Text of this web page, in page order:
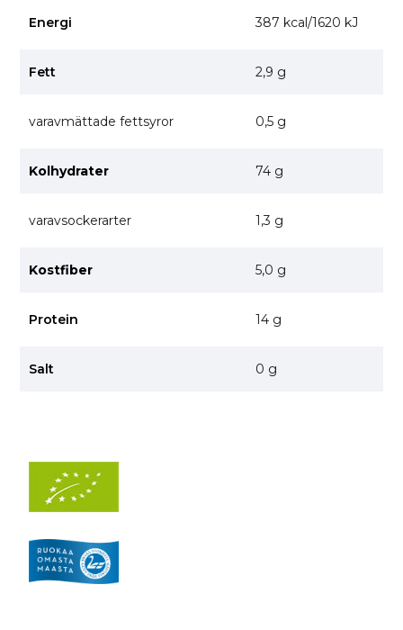
Energi 387 kcal/1620 kJ
Fett 2,9 g
varavmättade fettsyror 0,5 g
Kolhydrater 74 g
varavsockerarter 1,3 g
Kostfiber 5,0 g
Protein 14 g
Salt 0 g